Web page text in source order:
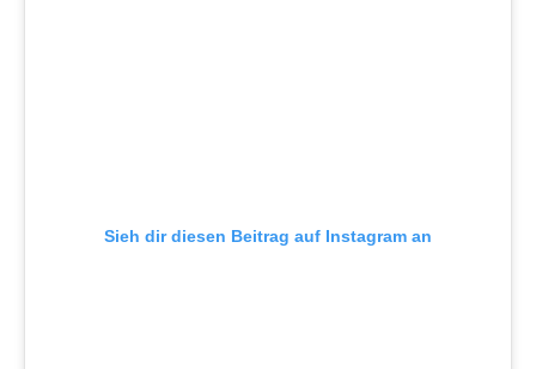
Sieh dir diesen Beitrag auf Instagram an